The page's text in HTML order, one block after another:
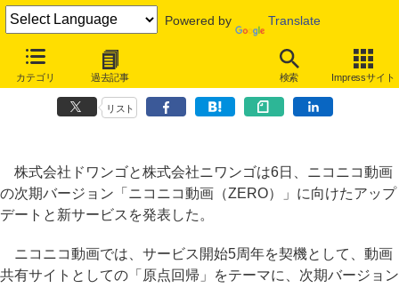
Powered by Translate
カテゴリ 過去記事 検索 Impressサイト
ニコニコ動画、ニベントカレンダーやユーザー漫画投稿など新サービス
を発表
リスト
株式会社ドワンゴと株式会社ニワンゴは6日、ニコニコ動画
の次期バージョン「ニコニコ動画（ZERO）」に向けたアップ
デートと新サービスを発表した。
ニコニコ動画では、サービス開始5周年を契機として、動画
共有サイトとしての「原点回帰」をテーマに、次期バージョン